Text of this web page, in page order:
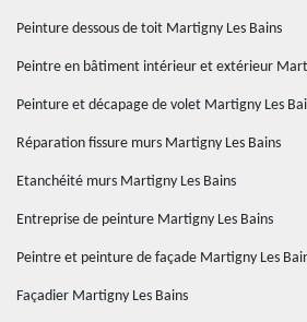
Peinture dessous de toit Martigny Les Bains
Peintre en bâtiment intérieur et extérieur
Peinture et décapage de volet Martigny Les
Réparation fissure murs Martigny Les Bains
Etanchéité murs Martigny Les Bains
Entreprise de peinture Martigny Les Bains
Peintre et peinture de façade Martigny Les
Façadier Martigny Les Bains